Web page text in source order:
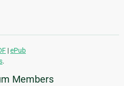
|ePub
.
Members